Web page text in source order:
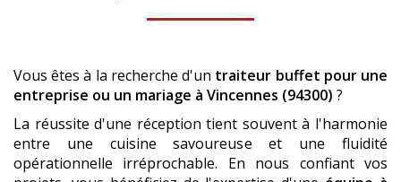
Vous êtes à la recherche d'un traiteur buffet pour une
entreprise ou un mariage à Vincennes (94300) ?
La réussite d'une réception tient souvent à l'harmonie
entre une cuisine savoureuse et une fluidité
opérationnelle irréprochable. En nous confiant vos